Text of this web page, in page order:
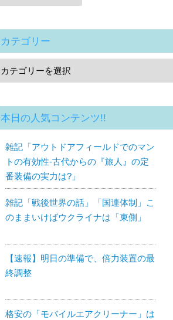
カテゴリー
本日の人気コンテンツ!!
雑記「アウトドアフィールドでのマン
トの有効性-古代からの『旅人』の定
番装備の実力は?」
雑記「戦後世界の話」「国連体制」こ
のままいけばウクライナは「東側」
【速報】明日の準備で、倍力装置の最
終調整
格安の「モバイルエアクリーナー」は